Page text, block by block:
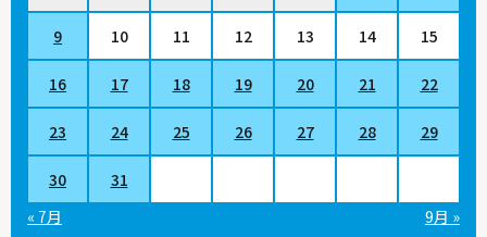
9 10 11 12 13 14 15
16 17 18 19 20 21 22
23 24 25 26 27 28 29
30
31
« 7月
9月 »